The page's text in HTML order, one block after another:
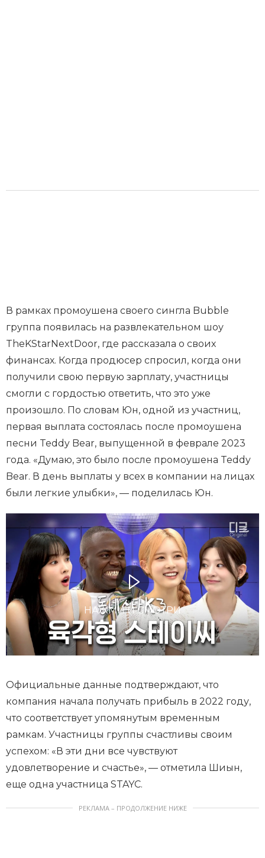
В рамках промоушена своего сингла Bubble
группа появилась на развлекательном шоу
TheKStarNextDoor, где рассказала о своих
финансах. Когда продюсер спросил, когда они
получили свою первую зарплату, участницы
смогли с гордостью ответить, что это уже
произошло. По словам Юн, одной из участниц,
первая выплата состоялась после промоушена
песни Teddy Bear, выпущенной в феврале 2023
года. «Думаю, это было после промоушена Teddy
Bear. В день выплаты у всех в компании на лицах
были легкие улыбки», — поделилась Юн.
НАЖМИ И СМОТРИ
Официальные данные подтверждают, что
компания начала получать прибыль в 2022 году,
что соответствует упомянутым временным
рамкам. Участницы группы счастливы своим
успехом: «В эти дни все чувствуют
удовлетворение и счастье», — отметила Шиын,
еще одна участница STAYC.
РЕКЛАМА – ПРОДОЛЖЕНИЕ НИЖЕ